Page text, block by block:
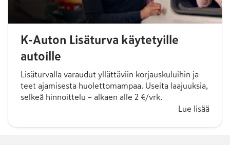
K-Auton Lisäturva käytetyille
autoille
Lisäturvalla varaudut yllättäviin korjauskuluihin ja
teet ajamisesta huolettomampaa. Useita laajuuksia,
selkeä hinnoittelu – alkaen alle 2 €/vrk.
Lue lisää